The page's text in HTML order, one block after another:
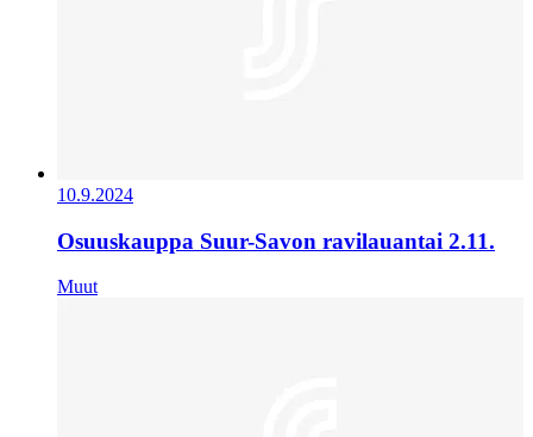
10.9.2024
Osuuskauppa Suur-Savon ravilauantai 2.11.
Muut